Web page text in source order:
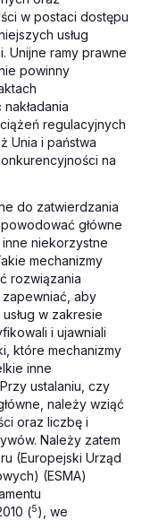
w postaci dostępu
usług
Unijne ramy prawne
powinny
regulacyjnych
Unia i państwa
na
do zatwierdzania
główne
niekorzystne
mechanizmy
rozwiązania
aby
w zakresie
i ujawniali
które mechanizmy
inne
ustalaniu, czy
należy wziąć
oraz liczbę i
Należy zatem
(Europejski Urząd
(ESMA)
(5), we